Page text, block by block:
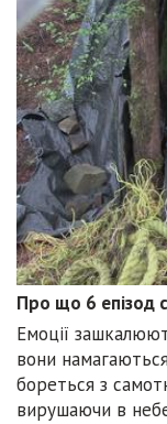
Про що 6 епізод
Емоції
вони
бореться з
вирушаючи в